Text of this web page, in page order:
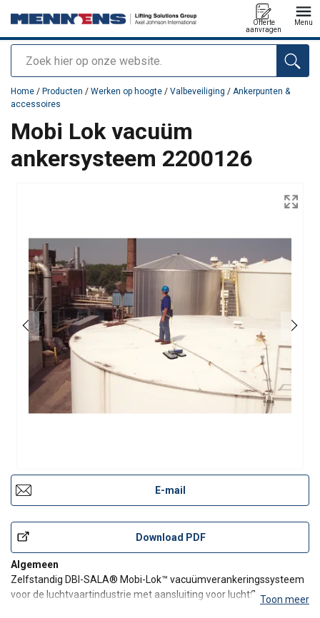
Zoeken
Offerte
aanvragen
Menu
toegevoegd aan uw offerte
Home / Producten / Werken op hoogte / Valbeveiliging / Ankerpunten &
accessoires
Mobi Lok vacuüm
ankersysteem 2200126
E-mail
Download PDF
Algemeen
Zelfstandig DBI-SALA® Mobi-Lok™ vacuümverankeringssysteem
voor de luchtvaartindustrie met aansluiting voor luchtfles enToon meer